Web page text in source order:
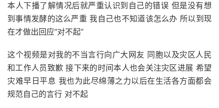
本人下播了解情况后就严重认识到自己的错误 但是没有想
到事情发酵的这么严重 我自己也不知道该怎么办 所以到现
在才做出回应“对不起”
这个视频是对我的不当言行向广大网友 同胞以及灾区人民
和工作人员致歉 接下来的时间本人也会关注灾区进展 希望
灾难早日平息 我也为此尽绵薄之力以后在生活各方面都会
规范自己的言行 对不起